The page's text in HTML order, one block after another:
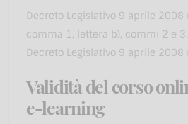
Decreto Legislativo 9 aprile 2008
comma 1, lettera b), commi 2 e 3.
Decreto Legislativo 9 aprile 2008
Validità del corso
e-learning